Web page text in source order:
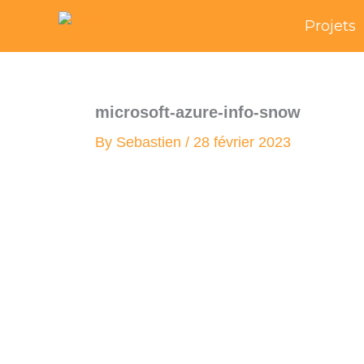
content
Projets
microsoft-azure-info-snow
By Sebastien / 28 février 2023